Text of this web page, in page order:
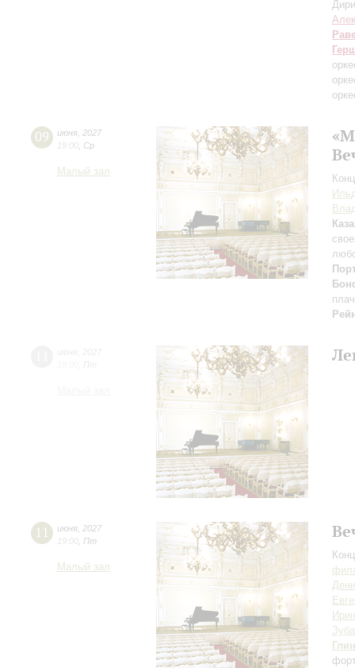
09 июня 2027
19:00 Ср
Малый зал
11 июня 2027
19:00 Пт
Малый зал